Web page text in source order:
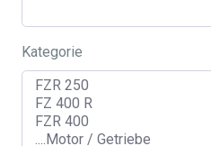
Kategorie